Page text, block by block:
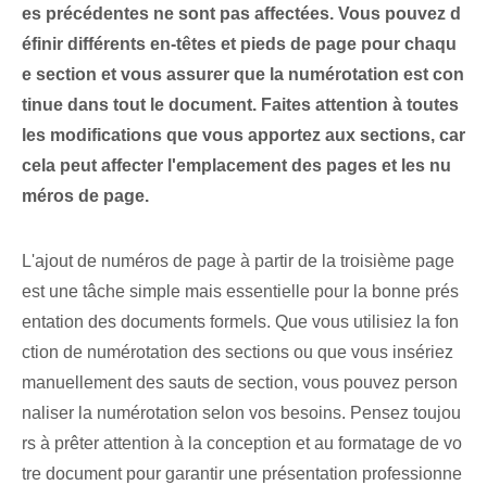
es précédentes ne sont pas affectées. Vous pouvez d
éfinir différents en-têtes et pieds de page pour chaqu
e section et vous assurer que la numérotation est con
tinue dans tout le document. Faites attention à toutes
les modifications que vous apportez aux sections, car
cela peut affecter l'emplacement des pages et les nu
méros de page.
L'ajout de numéros de page à partir de la troisième page
est une tâche simple mais essentielle pour la bonne prés
entation des documents formels. Que vous utilisiez la fon
ction de numérotation des sections ou que vous insériez
manuellement des sauts de section, vous pouvez person
naliser la numérotation selon vos besoins. Pensez toujou
rs à prêter attention à la conception et au formatage de vo
tre document pour garantir une présentation professionne